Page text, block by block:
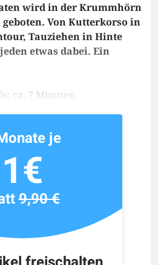
wird in der Krummhörn
Von Kutterkorso in
Tauziehen in Hinte
etwas dabei. Ein
ca. 7 Minuten
je
1€
9,90 €